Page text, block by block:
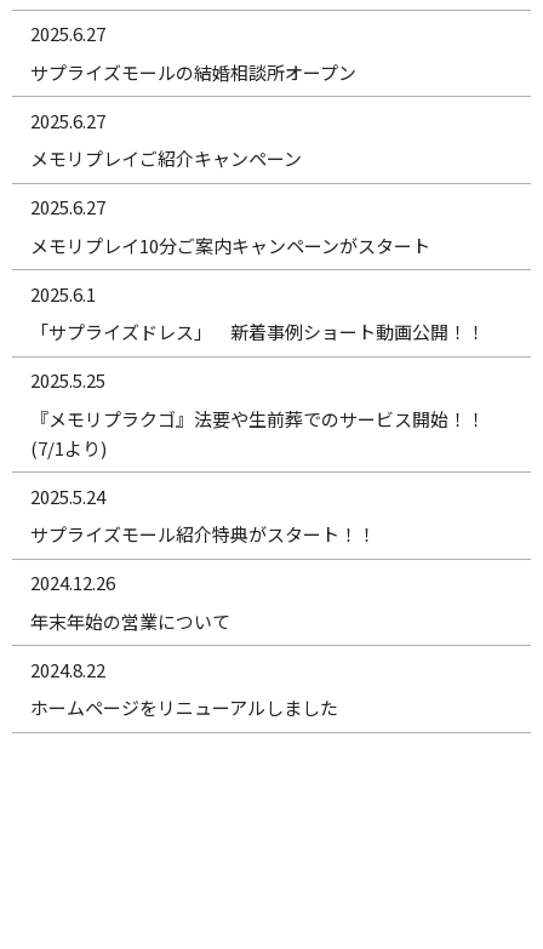
2025.6.27
サプライズモールの結婚相談所オープン
2025.6.27
メモリプレイご紹介キャンペーン
2025.6.27
メモリプレイ10分ご案内キャンペーンがスタート
2025.6.1
「サプライズドレス」 新着事例ショート動画公開！！
2025.5.25
『メモリプラクゴ』法要や生前葬でのサービス開始！！
(7/1より)
2025.5.24
サプライズモール紹介特典がスタート！！
2024.12.26
年末年始の営業について
2024.8.22
ホームページをリニューアルしました